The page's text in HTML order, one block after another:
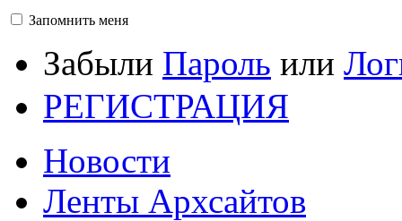
Запомнить меня
Забыли Пароль или
РЕГИСТРАЦИЯ
Новости
Ленты Архсайтов